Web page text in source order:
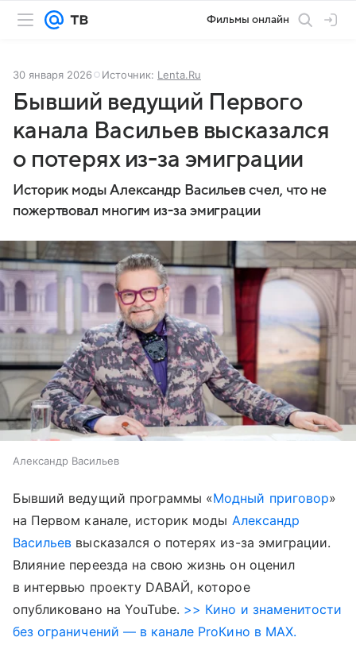
Фильмы онлайн
30 января 2026 Источник: Lenta.Ru
Бывший ведущий Первого
канала Васильев высказался
о потерях из-за эмиграции
Историк моды Александр Васильев счел, что не
пожертвовал многим из-за эмиграции
Александр Васильев
Бывший ведущий программы «Модный приговор»
на Первом канале, историк моды Александр
Васильев высказался о потерях из-за эмиграции.
Влияние переезда на свою жизнь он оценил
в интервью проекту DАВАЙ, которое
опубликовано на YouTube. >> Кино и знаменитости
без ограничений — в канале ProКино в MAX.